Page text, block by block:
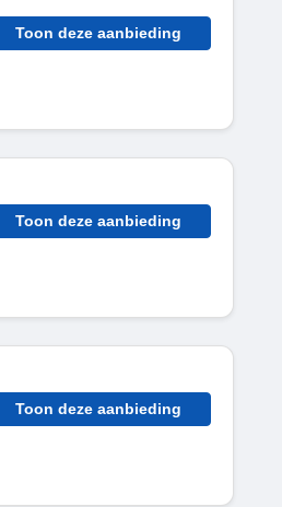
Toon deze aanbieding
Toon deze aanbieding
Toon deze aanbieding